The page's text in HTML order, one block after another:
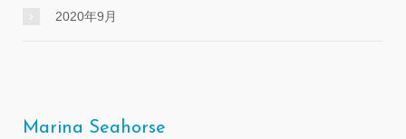
2020年9月
Marina Seahorse